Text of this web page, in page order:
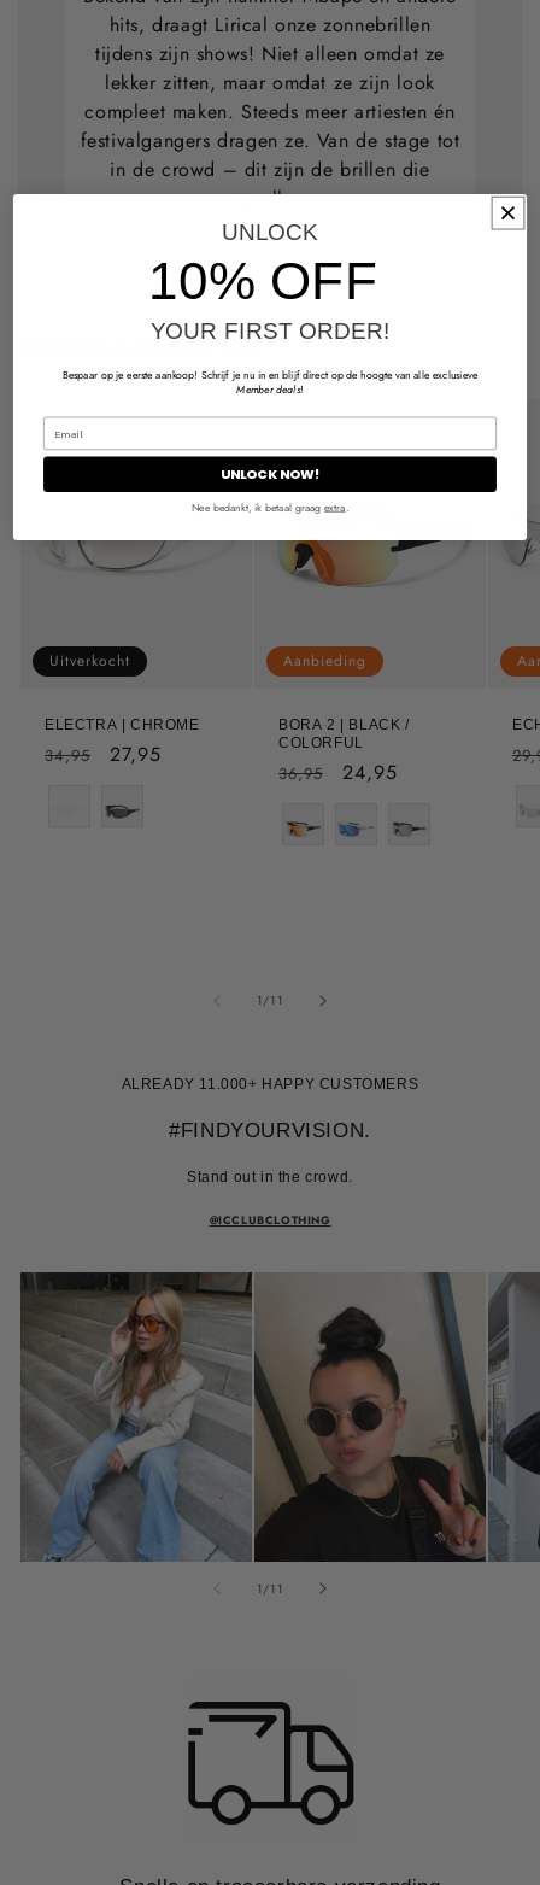
hits, draagt Lirical onze zonnebrillen
tijdens zijn shows! Niet alleen omdat ze
lekker zitten, maar omdat ze zijn look
compleet maken. Steeds meer artiesten én
festivalgangers dragen ze. Van de stage tot
in de crowd – dit zijn de brillen die
opvallen.
Anderen kochten ook
Uitverkocht
ELECTRA | CHROME
Normale
34,95 Aanbiedingsprijs
27,95
Aanbieding
BORA 2 | BLACK /
COLORFUL
Normale
36,95 Aanbiedingsprijs
24,95
1/van
11
ALREADY 11.000+ HAPPY CUSTOMERS
#FINDYOURVISION.
Stand out in the crowd.
@ICCLUBCLOTHING
1 /van
11
UNLOCK
10% OFF
YOUR FIRST ORDER!
Bespaar op je eerste aankoop! Schrijf je nu in en blijf direct op de hoogte van alle exclusieve
Member deals!
UNLOCK NOW!
Nee bedankt, ik betaal graagextra.